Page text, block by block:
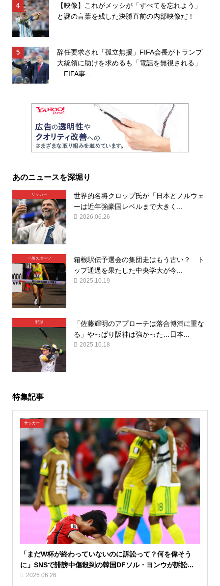
【映像】これがメッシが「すべてを忘れよう」
と謎の言葉を残した決勝直前の内部映像だ！
辞任要求され「孤立無援」FIFA会長がトランプ
大統領に助けを求めるも「電話を無視される」
…FIFA事...
あのニュースを深堀り
サッカー
世界的名将クロップ氏が「日本とノルウェ
ーは近年強豪国レベルまで大きく...
2026.06.26
一般スポーツ
箱根駅伝予選会の集団走はもう古い？ ト
ップ通過を果たした中央学大が今...
2025.10.19
野球
「佐藤輝明のアプローチは落合博満に重な
る」やっぱり阪神は強かった…日本...
2025.10.18
特集記事
サッカー
「まだW杯が終わっていないのに訴訟って？何を偉そう
に」SNSで誹謗中傷殺到の韓国DFソル・ヨンウが訴訟...
2026.06.26